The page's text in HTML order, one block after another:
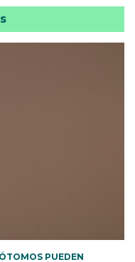
PUEDEN